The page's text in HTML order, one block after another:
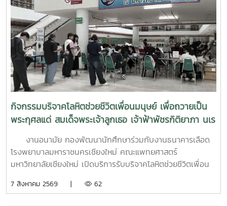
ได้รับชั่วโมงกิจกรรมด้านจิตอาสา จำนวน 8 ชั่วโมงมีผู้ประสงค์
บริจาคโลหิต จำนวน 76 คน ผ่านเกณฑ์สามารถบริจาคโลหิตได้
จำนวน 63 คน
กิจกรรมบริจาคโลหิตช่วยชีวิตเพื่อนมนุษย์ เพื่อถวายเป็น
พระกุศลแด่ สมเด็จพระเจ้าลูกเธอ เจ้าฟ้าพัชรกิติยาภา นเร
นทิราเทพยวดี กรมหลวงราช สาริณีสิริพัชร มหาวัชรราช
ธิดา (สวนดอก 7 สค.69)
งานอนามัย กองพัฒนานักศึกษาร่วมกับงานธนาคารเลือด
โรงพยาบาลมหาราชนครเชียงใหม่ คณะแพทยศาสตร์
มหาวิทยาลัยเชียงใหม่ เปิดบริการรับบริจาคโลหิตช่วยชีวิตเพื่อน
รกิติยาภา นเรนทิราเทพยวดี กรมหลวงราช สาริณีสิริพัชร มหา
7 สิงหาคม 2569 | 62